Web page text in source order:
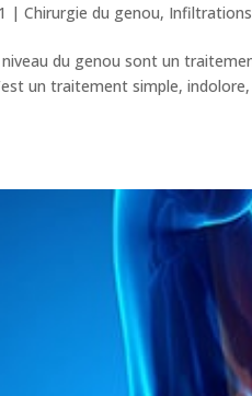
|Chirurgie du genou, Infiltrations
du genou sont un
un traitement simple,